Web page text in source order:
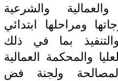
والشرعية
ومراحلها ابتدائي
بما في ذلك
والمحكمة العمالية
ولجنة فض